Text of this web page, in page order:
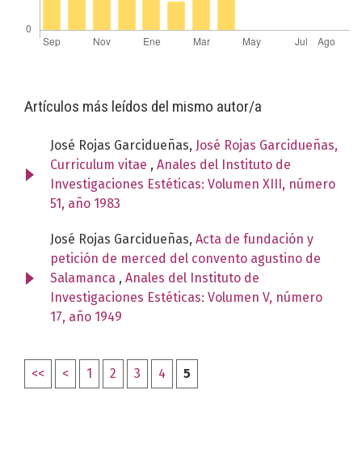
Artículos más leídos del mismo autor/a
José Rojas Garcidueñas, José Rojas Garcidueñas,
Curriculum vitae , Anales del Instituto de
Investigaciones Estéticas: Volumen XIII, número
51, año 1983
José Rojas Garcidueñas, Acta de fundación y
petición de merced del convento agustino de
Salamanca , Anales del Instituto de
Investigaciones Estéticas: Volumen V, número
17, año 1949
<< < 1 2 3 4 5